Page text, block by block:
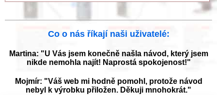
Co o nás říkají naši uživatelé:
Martina: "U Vás jsem konečně našla návod, který jsem
nikde nemohla najít! Naprostá spokojenost!"
Mojmír: "Váš web mi hodně pomohl, protože návod
nebyl k výrobku přiložen. Děkuji mnohokrát."